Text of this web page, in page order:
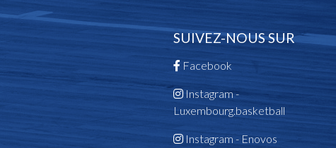
SUIVEZ-NOUS SUR
Facebook
Instagram -
Luxembourg.basketball
Instagram - Enovos